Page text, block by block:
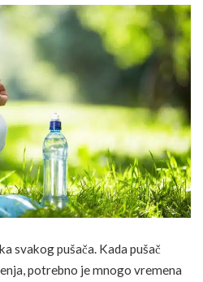
svakog pušača. Kada pušač
potrebno je mnogo vremena